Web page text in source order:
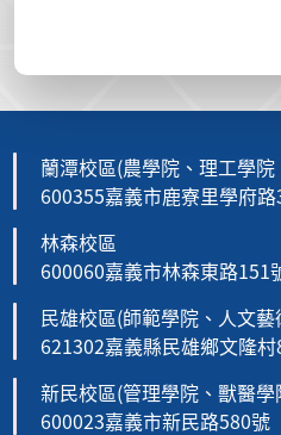
蘭潭校區(農學院、理工學
600355嘉義市鹿寮里學府
林森校區
600060嘉義市林森東路151
民雄校區(師範學院、人文藝
621302嘉義縣民雄鄉文隆
新民校區(管理學院、獸醫學
600023嘉義市新民路580號